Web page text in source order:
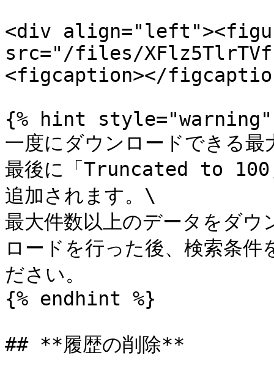
<div
src="/files/
<figcaption></
{% hint style="warning"
一度にダウンロードできる最
最後に「Truncated to
追加されます。\
最大件数以上のデータをダウ
ロードを行った後、検索条
ださい。
{% endhint %}
## **履歴の削除**